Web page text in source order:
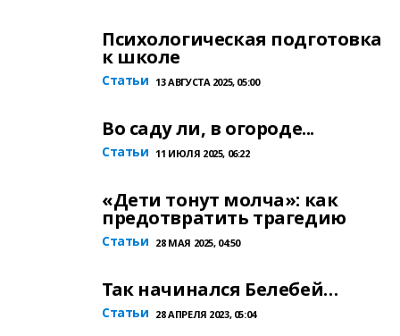
Психологическая подготовка
к школе
Статьи 13 АВГУСТА 2025, 05:00
Во саду ли, в огороде...
Статьи 11 ИЮЛЯ 2025, 06:22
«Дети тонут молча»: как
предотвратить трагедию
Статьи 28 МАЯ 2025, 04:50
Так начинался Белебей…
Статьи 28 АПРЕЛЯ 2023, 05:04